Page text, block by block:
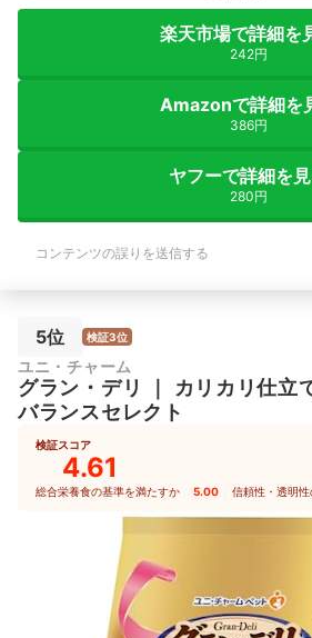
楽天市場で詳細を
242円
Amazonで詳細を
386円
ヤフーで詳細を
280円
コンテンツの誤りを送信する
5位 検証3位
ユニ・チャーム
グラン・デリ
カリカリ仕立
バランスセレクト
検証スコア
4.61
総合栄養食の基準を満たすか 5.00 信頼性・透明性